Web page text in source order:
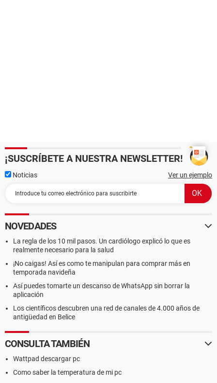
¡SUSCRÍBETE A NUESTRA NEWSLETTER!
Noticias Ver un ejemplo
NOVEDADES
La regla de los 10 mil pasos. Un cardiólogo explicó lo que es
realmente necesario para la salud
¡No caigas! Así es como te manipulan para comprar más en
temporada navideña
Así puedes tomarte un descanso de WhatsApp sin borrar la
aplicación
Los científicos descubren una red de canales de 4.000 años de
antigüedad en Belice
CONSULTA TAMBIÉN
Wattpad descargar pc
Como saber la temperatura de mi pc